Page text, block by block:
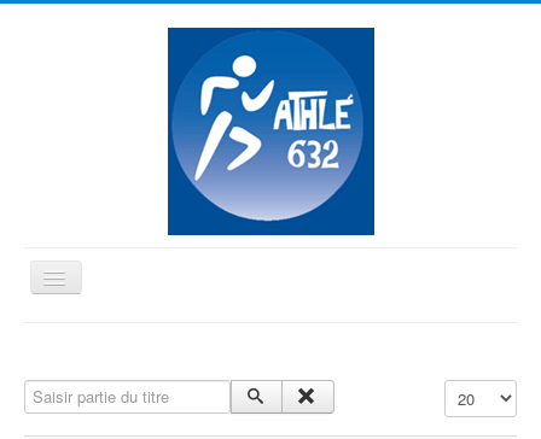
Basculer
la
Vous êtes ici : Accueil Trail
Saisir partie du titre Affichage #